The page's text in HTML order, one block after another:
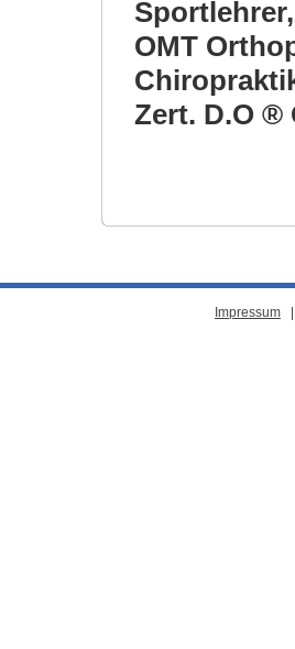
OMT
Zert. D.O ®
Impressum